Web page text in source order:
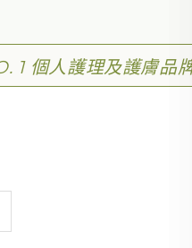
1 個人護理及護膚品